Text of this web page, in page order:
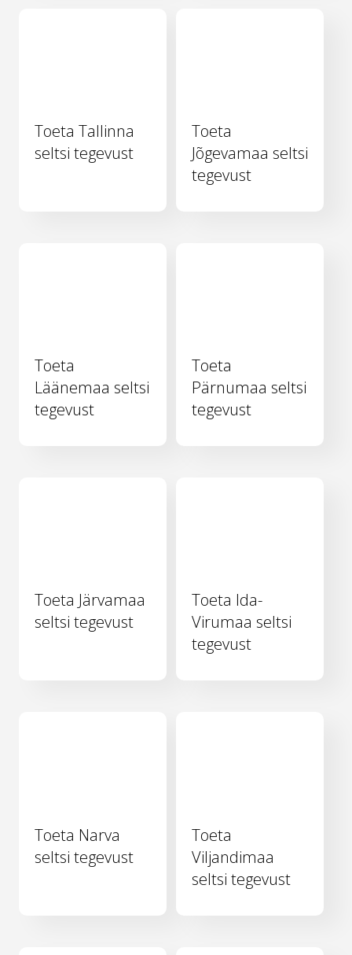
Toeta Tallinna
seltsi tegevust
Toeta
Jõgevamaa seltsi
tegevust
Toeta
Läänemaa seltsi
tegevust
Toeta
Pärnumaa seltsi
tegevust
Toeta Järvamaa
seltsi tegevust
Toeta Ida-
Virumaa seltsi
tegevust
Toeta Narva
seltsi tegevust
Toeta
Viljandimaa
seltsi tegevust